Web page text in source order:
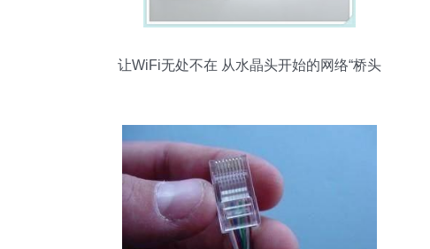
让WiFi无处不在 从水晶头开始的网络“桥头